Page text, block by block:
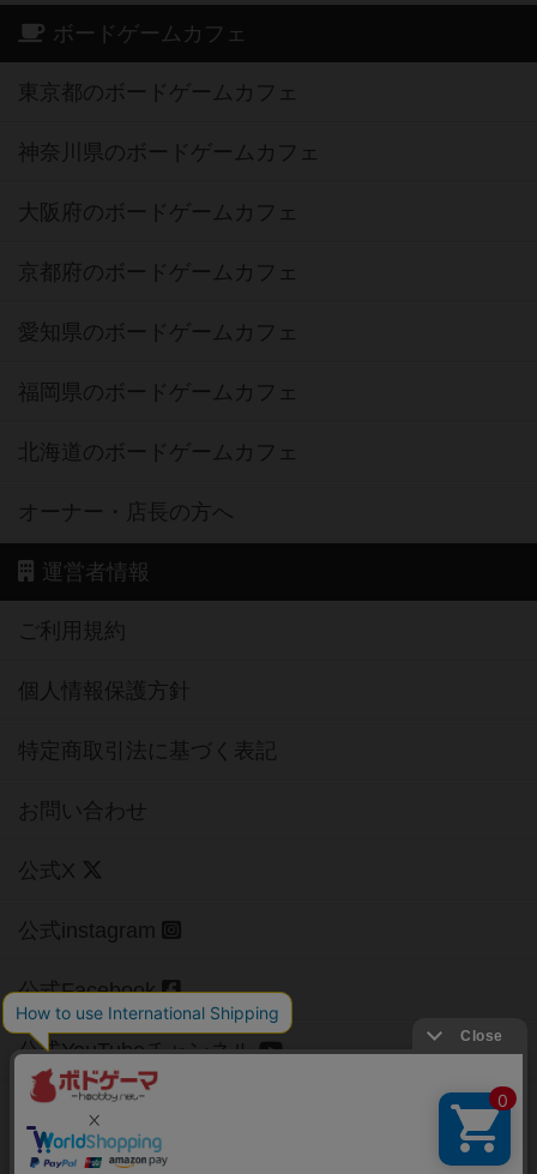
ボードゲームカフェ
東京都のボードゲームカフェ
神奈川県のボードゲームカフェ
大阪府のボードゲームカフェ
京都府のボードゲームカフェ
愛知県のボードゲームカフェ
福岡県のボードゲームカフェ
北海道のボードゲームカフェ
オーナー・店長の方へ
運営者情報
ご利用規約
個人情報保護方針
特定商取引法に基づく表記
お問い合わせ
公式X
公式instagram
公式Facebook
公式YouTubeチャンネル